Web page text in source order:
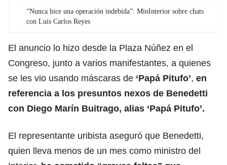
“Nunca hice una operación indebida”: MinInterior sobre chats
con Luis Carlos Reyes
El anuncio lo hizo desde la Plaza Núñez en el
Congreso, junto a varios manifestantes, a quienes
se les vio usando máscaras de ‘Papá Pitufo’, en
referencia a los presuntos nexos de Benedetti
con Diego Marín Buitrago, alias ‘Papá Pitufo’.
El representante uribista aseguró que Benedetti,
quien lleva menos de un mes como ministro del